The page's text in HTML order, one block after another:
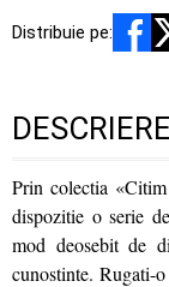
Distribuie pe:
DESCRIERE
Prin colectia
dispozitie o serie
mod deosebit de
cunostinte. Rugati-